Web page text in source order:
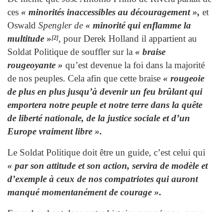
ces « minorités inaccessibles au découragement », et
Oswald Spengler de « minorité qui enflamme la
multitude »[2], pour Derek Holland il appartient au
Soldat Politique de souffler sur la « braise
rougeoyante » qu’est devenue la foi dans la majorité
de nos peuples. Cela afin que cette braise « rougeoie
de plus en plus jusqu’à devenir un feu brûlant qui
emportera notre peuple et notre terre dans la quête
de liberté nationale, de la justice sociale et d’un
Europe vraiment libre ».
Le Soldat Politique doit être un guide, c’est celui qui
« par son attitude et son action, servira de modèle et
d’exemple à ceux de nos compatriotes qui auront
manqué momentanément de courage ».